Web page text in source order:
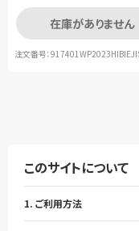
在庫がありません
注文番号：
このサイトについて
1. ご利用方法